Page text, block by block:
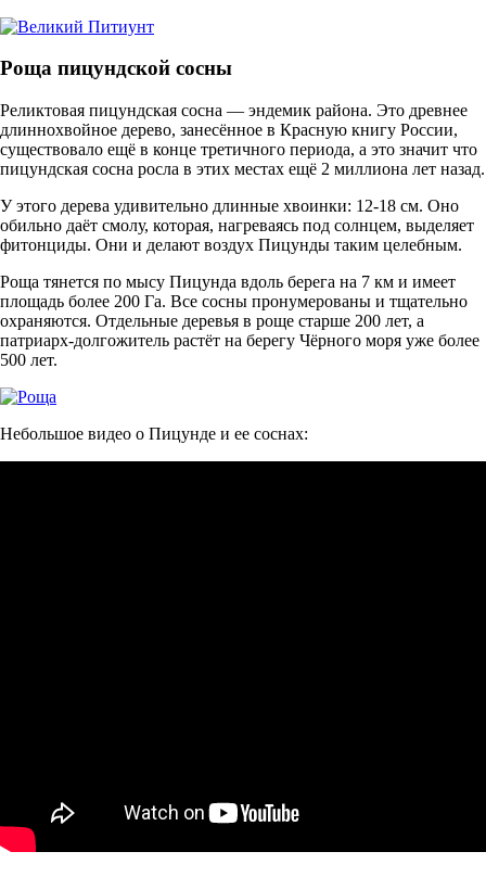
Роща пицундской сосны
Реликтовая пицундская сосна — эндемик района. Это древнее
длиннохвойное дерево, занесённое в Красную книгу России,
существовало ещё в конце третичного периода, а это значит что
пицундская сосна росла в этих местах ещё 2 миллиона лет назад.
У этого дерева удивительно длинные хвоинки: 12-18 см. Оно
обильно даёт смолу, которая, нагреваясь под солнцем, выделяет
фитонциды. Они и делают воздух Пицунды таким целебным.
Роща тянется по мысу Пицунда вдоль берега на 7 км и имеет
площадь более 200 Га. Все сосны пронумерованы и тщательно
охраняются. Отдельные деревья в роще старше 200 лет, а
патриарх-долгожитель растёт на берегу Чёрного моря уже более
500 лет.
Небольшое видео о Пицунде и ее соснах: